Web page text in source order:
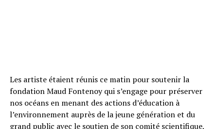
Les artiste étaient réunis ce matin pour soutenir la
fondation Maud Fontenoy qui s’engage pour préserver
nos océans en menant des actions d’éducation à
l’environnement auprès de la jeune génération et du
grand public avec le soutien de son comité scientifique,